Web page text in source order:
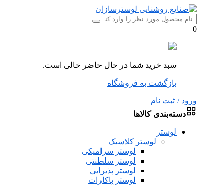
0
سبد خرید شما در حال حاضر خالی است.
بازگشت به فروشگاه
ورود / ثبت نام
دسته‌بندی کالاها
لوستر
لوستر کلاسیک
لوستر سرامیکی
لوستر سلطنتی
لوستر پذیرایی
لوستر باکارات